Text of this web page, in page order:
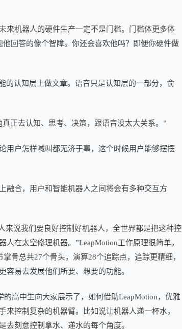
来机器人的硬件生产一定不是门槛。门槛体更多体
回答的像个智障。你还会喜欢他吗？即便你硬件做
的认知层上做文章。语音只是认知层的一部分，俞
正去认知、思考、决策，跟语音没太大关系。”
用户怎样喊叫都无济于事，这个时候用户能够摆摆
融合，用户和智能机器人之间将会有多种交互方
来说我们要良好控制好机器人，全世界都是把这种控
在太空修理机器。”LeapMotion工作原理很简单，
骨总共27个骨头，演算28个追踪点，追踪更精细，
容易去发展他们所要、想要的功能。
高中生向大家展示了，如何借助LeapMotion，优雅
控制复杂的机器臂。比如说让机器人递一杯水，
去刻意控制拿水、递水的每个角度。